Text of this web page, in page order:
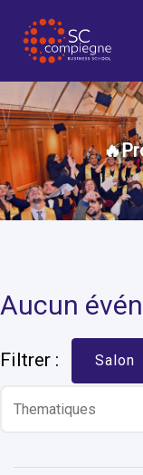
Aucun
Filtrer : Salon
Thematiques